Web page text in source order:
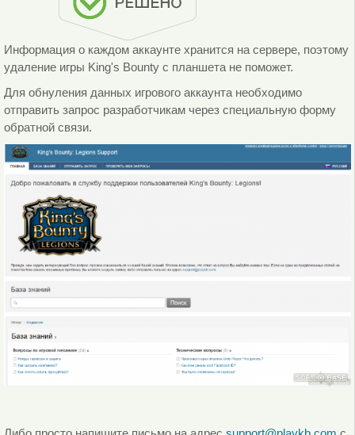
Информация о каждом аккаунте хранится на сервере, поэтому
удаление игры King's Bounty с планшета не поможет.
Для обнуления данных игрового аккаунта необходимо
отправить запрос разработчикам через специальную форму
обратной связи.